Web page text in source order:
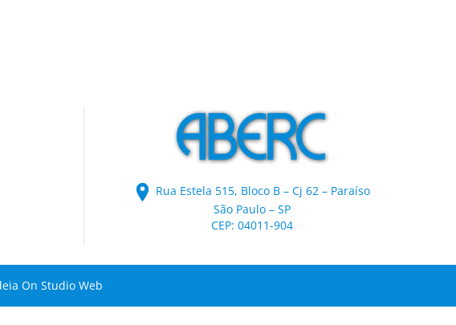
Rua Estela 515, Bloco B – Cj 62 – Paraíso
São Paulo – SP
CEP: 04011-904
On Studio Web